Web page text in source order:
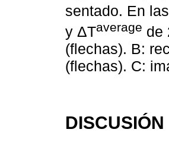
sentado. En
y ΔTaverage de
(flechas). B:
(flechas). C:
DISCUSIÓN